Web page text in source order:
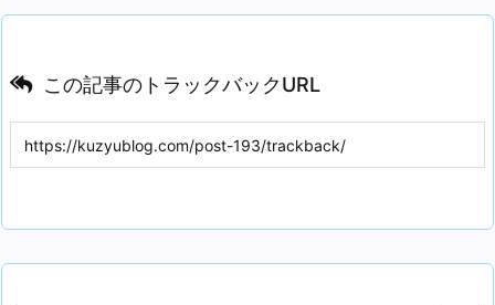
この記事のトラックバックURL